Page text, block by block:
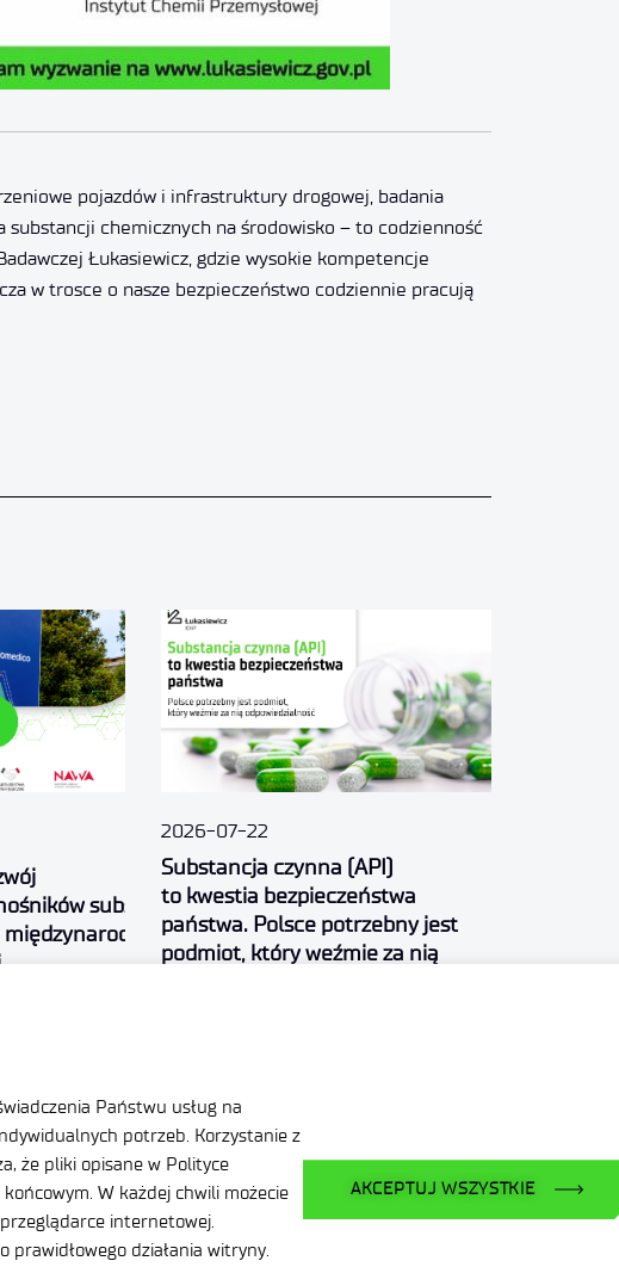
Państwu usług na
potrzeb. Korzystanie z
że pliki opisane w Polityce
W każdej chwili możecie
internetowej.
działania witryny.
AKCEPTUJ WSZYSTKIE
pojazdów i infrastruktury drogowej, badania
substancji chemicznych na środowisko – to codzienność
Łukasiewicz, gdzie wysokie kompetencje
w trosce o nasze bezpieczeństwo codziennie pracują
substancji
Substancja czynna (API)
to kwestia bezpieczeństwa
państwa. Polsce potrzebny jest
podmiot, który weźmie za nią
2026-07-22